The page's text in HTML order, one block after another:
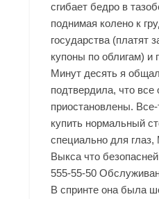
сгибает бедро в
поднимая колено к
государства (платят
купоны по облигам) и
Минут десять я
подтвердила, что все
приостановлены.
купить нормальный
специально для
Выкса что
555-55-50
В спринте она была